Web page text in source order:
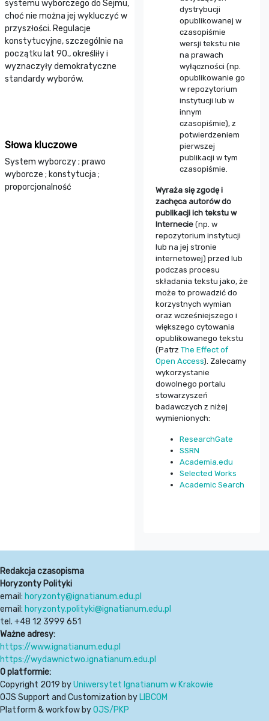
systemu wyborczego do Sejmu,
choć nie można jej wykluczyć w
przyszłości. Regulacje
konstytucyjne, szczególnie na
początku lat 90., określiły i
wyznaczyły demokratyczne
standardy wyborów.
Słowa kluczowe
System wyborczy ; prawo
wyborcze ; konstytucja ;
proporcjonalność
dystrybucji
opublikowanej w
czasopiśmie
wersji tekstu nie
na prawach
wyłączności (np.
opublikowanie go
w repozytorium
instytucji lub w
innym
czasopiśmie), z
potwierdzeniem
pierwszej
publikacji w tym
czasopiśmie.
Wyraża się zgodę i
zachęca autorów do
publikacji ich tekstu w
Internecie (np. w
repozytorium instytucji
lub na jej stronie
internetowej) przed lub
podczas procesu
składania tekstu jako, że
może to prowadzić do
korzystnych wymian
oraz wcześniejszego i
większego cytowania
opublikowanego tekstu
(Patrz The Effect of
Open Access). Zalecamy
wykorzystanie
dowolnego portalu
stowarzyszeń
badawczych z niżej
wymienionych:
ResearchGate
SSRN
Academia.edu
Selected Works
Academic Search
Redakcja czasopisma
Horyzonty Polityki
email: horyzonty@ignatianum.edu.pl
email: horyzonty.polityki@ignatianum.edu.pl
tel. +48 12 3999 651
Ważne adresy:
https://www.ignatianum.edu.pl
https://wydawnictwo.ignatianum.edu.pl
O platformie:
Copyright 2019 byUniwersytet Ignatianum w Krakowie
OJS Support and Customization by LIBCOM
Platform & workfow byOJS/PKP